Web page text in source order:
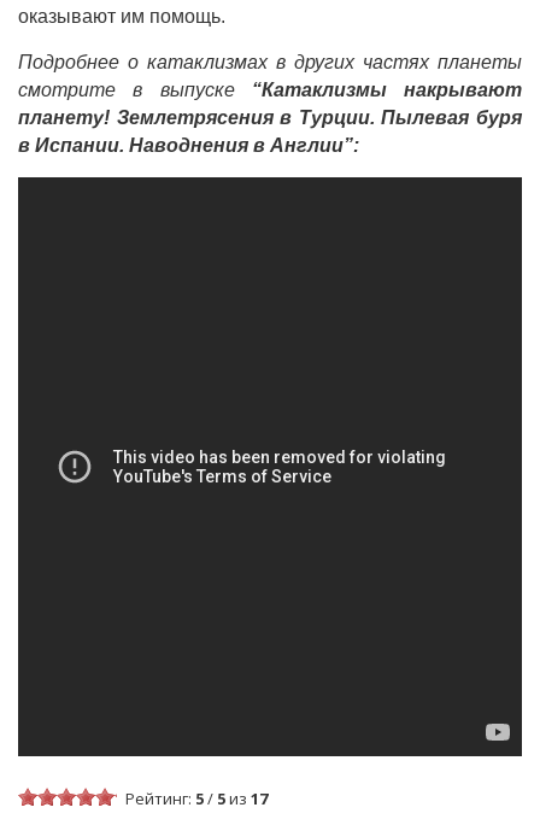
оказывают им помощь.
Подробнее о катаклизмах в других частях планеты
смотрите в выпуске “Катаклизмы накрывают
планету! Землетрясения в Турции. Пылевая буря
в Испании. Наводнения в Англии”:
Рейтинг: 5/ 5из 17